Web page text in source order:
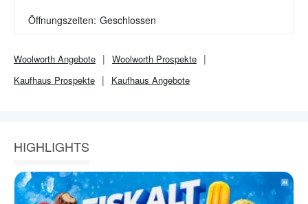
Öffnungszeiten: Geschlossen
Woolworth Angebote Woolworth Prospekte
Kaufhaus Prospekte Kaufhaus Angebote
HIGHLIGHTS